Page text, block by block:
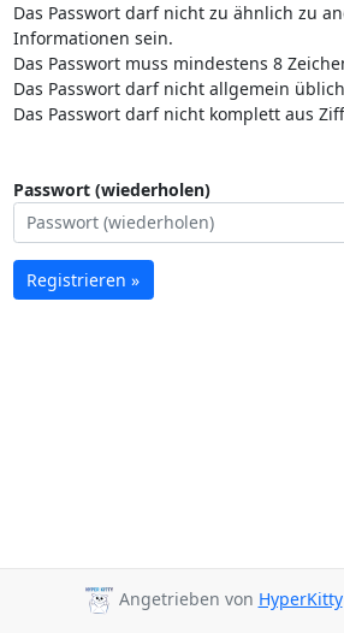
Das Passwort darf nicht zu ähnlich zu
Informationen sein.
Das Passwort muss mindestens 8
Das Passwort darf nicht allgemein
Das Passwort darf nicht komplett aus
Passwort (wiederholen)
Registrieren »
Angetrieben von HyperKitty